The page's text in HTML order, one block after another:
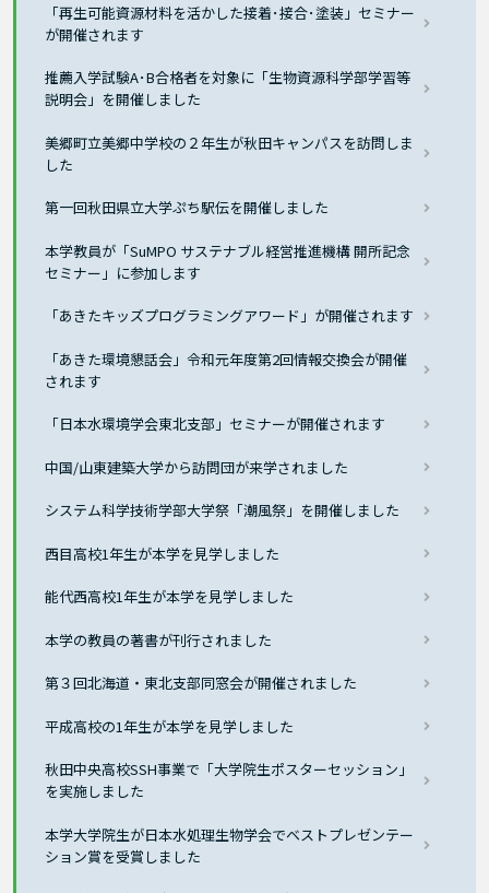
「再生可能資源材料を活かした接着･接合･塗装」セミナー
が開催されます
推薦入学試験A･B合格者を対象に「生物資源科学部学習等
説明会」を開催しました
美郷町立美郷中学校の２年生が秋田キャンパスを訪問しま
した
第一回秋田県立大学ぷち駅伝を開催しました
本学教員が「SuMPO サステナブル経営推進機構 開所記念
セミナー」に参加します
「あきたキッズプログラミングアワード」が開催されます
「あきた環境懇話会」令和元年度第2回情報交換会が開催
されます
「日本水環境学会東北支部」セミナーが開催されます
中国/山東建築大学から訪問団が来学されました
システム科学技術学部大学祭「潮風祭」を開催しました
西目高校1年生が本学を見学しました
能代西高校1年生が本学を見学しました
本学の教員の著書が刊行されました
第３回北海道・東北支部同窓会が開催されました
平成高校の1年生が本学を見学しました
秋田中央高校SSH事業で「大学院生ポスターセッション」
を実施しました
本学大学院生が日本水処理生物学会でベストプレゼンテー
ション賞を受賞しました